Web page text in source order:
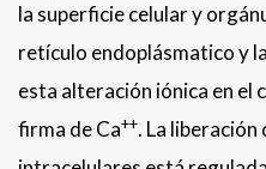
la superficie celular y
retículo endoplásmatico y
esta alteración iónica en el
firma de Ca++. La liberación